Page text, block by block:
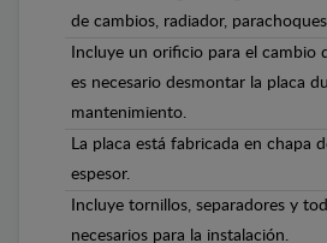
de cambios, radiador,
Incluye un orificio para el cambio
es necesario desmontar la placa
mantenimiento.
La placa está fabricada en chapa
espesor.
Incluye tornillos, separadores y
necesarios para la instalación.